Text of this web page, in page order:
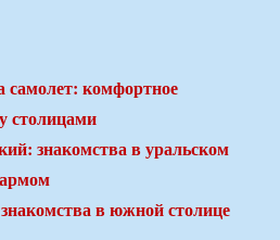
комфортное
столицами
знакомства в уральском
в южной столице